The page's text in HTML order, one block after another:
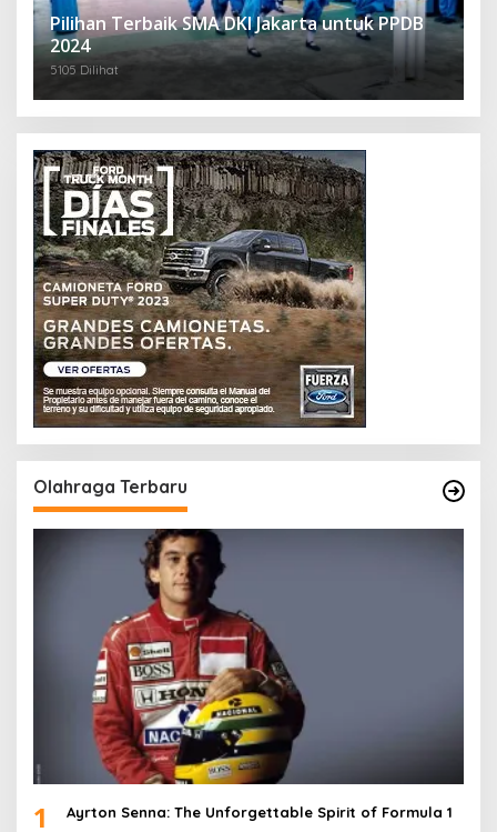
Pilihan Terbaik SMA DKI Jakarta untuk PPDB
2024
5105 Dilihat
Olahraga Terbaru
1 Ayrton Senna: The Unforgettable Spirit of Formula 1